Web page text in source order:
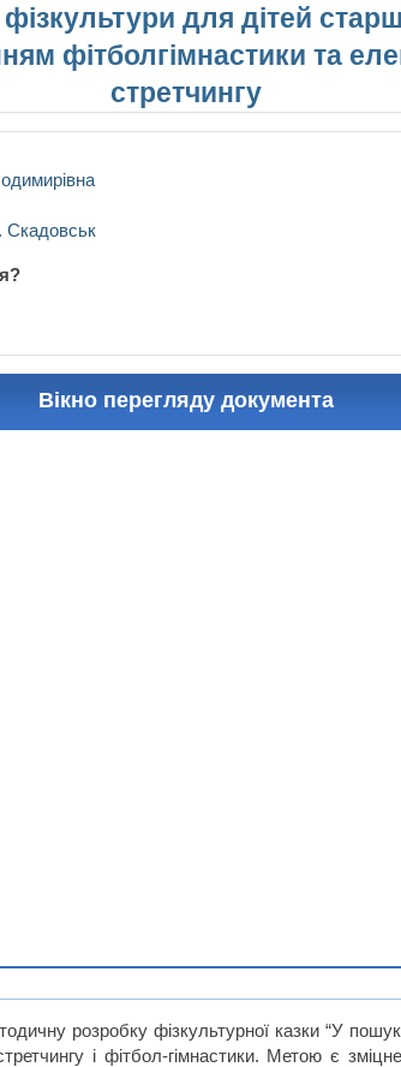
фізкультури для дітей
фітболгімнастики та
стретчингу
Вікно перегляду документа
розробку фізкультурної казки “У
і фітбол-гімнастики. Метою є